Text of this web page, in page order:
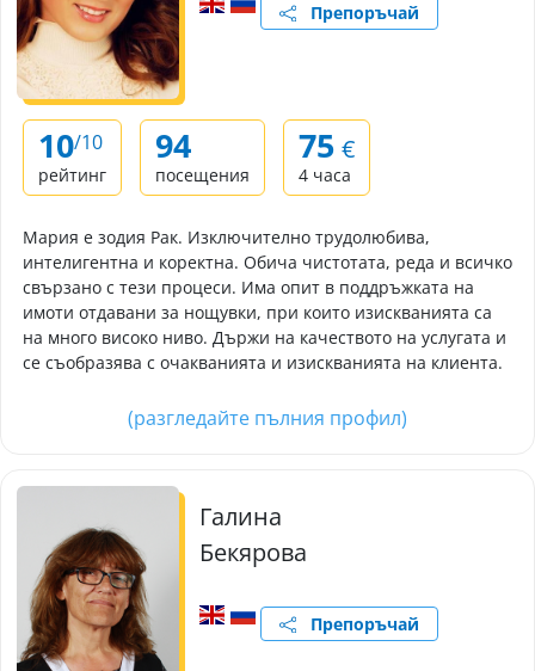
Препоръчай
10/10
рейтинг
94
посещения
75 €
4 часа
Мария е зодия Рак. Изключително трудолюбива,
интелигентна и коректна. Обича чистотата, реда и всичко
свързано с тези процеси. Има опит в поддръжката на
имоти отдавани за нощувки, при които изискванията са
на много високо ниво. Държи на качеството на услугата и
се съобразява с очакванията и изискванията на клиента.
(разгледайте пълния профил)
Галина
Бекярова
Препоръчай